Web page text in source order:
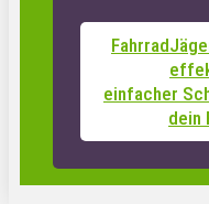
einfacher
dein